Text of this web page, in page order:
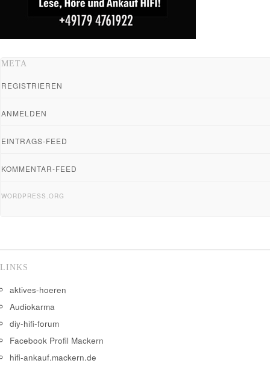
META
REGISTRIEREN
ANMELDEN
EINTRAGS-FEED
KOMMENTAR-FEED
WORDPRESS.ORG
LINKS
aktives-hoeren
Audiokarma
diy-hifi-forum
Facebook Profil Mackern
hifi-ankauf.mackern.de